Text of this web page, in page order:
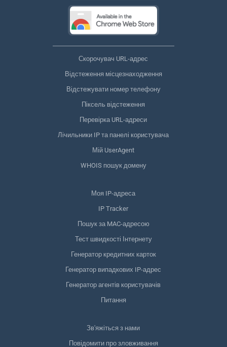
Скорочувач URL-адрес
Відстеження місцезнаходження
Відстежувати номер телефону
Піксель відстеження
Перевірка URL-адреси
Лічильники IP та панелі користувача
Мій UserAgent
WHOIS пошук домену
Моя IP-адреса
IP Tracker
Пошук за MAC-адресою
Тест швидкості Інтернету
Генератор кредитних карток
Генератор випадкових IP-адрес
Генератор агентів користувачів
Питання
Зв'яжіться з нами
Повідомити про зловживання